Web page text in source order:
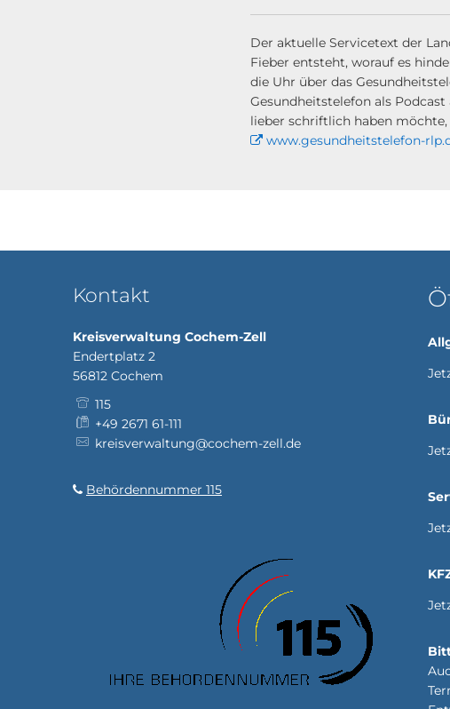
Der aktuelle Servicetext der
Fieber entsteht, worauf es
die Uhr über das
Gesundheitstelefon als
lieber schriftlich haben
www.gesundheitstelefon-
Kontakt
Kreisverwaltung Cochem-Zell
Endertplatz 2
56812 Cochem
115
+49 2671 61-111
kreisverwaltung@cochem-zell.de
Behördennummer 115